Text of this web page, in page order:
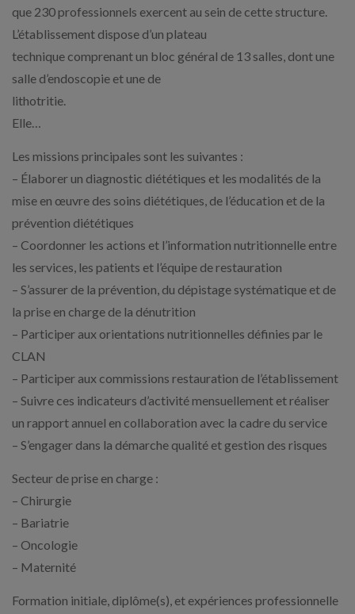
que 230 professionnels exercent au sein de cette structure.
L’établissement dispose d’un plateau
technique comprenant un bloc général de 13 salles, dont une
salle d’endoscopie et une de
lithotritie.
Elle…
Les missions principales sont les suivantes :
– Élaborer un diagnostic diététiques et les modalités de la
mise en œuvre des soins diététiques, de l’éducation et de la
prévention diététiques
– Coordonner les actions et l’information nutritionnelle entre
les services, les patients et l’équipe de restauration
– S’assurer de la prévention, du dépistage systématique et de
la prise en charge de la dénutrition
– Participer aux orientations nutritionnelles définies par le
CLAN
– Participer aux commissions restauration de l’établissement
– Suivre ces indicateurs d’activité mensuellement et réaliser
un rapport annuel en collaboration avec la cadre du service
– S’engager dans la démarche qualité et gestion des risques
Secteur de prise en charge :
– Chirurgie
– Bariatrie
– Oncologie
– Maternité
Formation initiale, diplôme(s), et expériences professionnelle